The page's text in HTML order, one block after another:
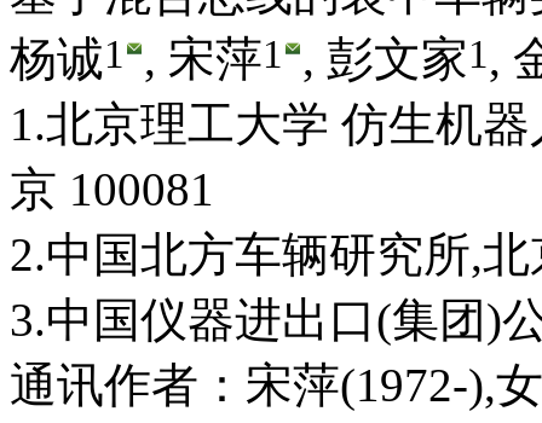
杨诚1 , 宋萍1 , 彭文家1,
1.北京理工大学 仿生机
京 100081
2.中国北方车辆研究所,北
3.中国仪器进出口(集团)
通讯作者：宋萍(1972-),